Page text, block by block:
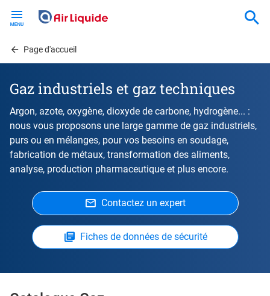
contentPage d'accueil
Gaz industriels et gaz techniques
Argon, azote, oxygène, dioxyde de carbone, hydrogène... :
nous vous proposons une large gamme de gaz industriels,
purs ou en mélanges, pour vos besoins en soudage,
fabrication de métaux, transformation des aliments,
analyse, production pharmaceutique et plus encore.
Contactez un expert
Fiches de données de sécurité